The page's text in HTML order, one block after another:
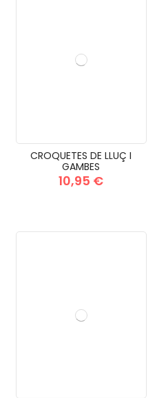
CROQUETES DE LLUÇ I
GAMBES
10,95 €